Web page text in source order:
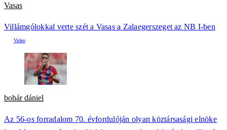
Vasas
Villámgólokkal verte szét a Vasas a Zalaegerszeget az NB I-ben
bohár dániel
Az 56-os forradalom 70. évfordulóján olyan köztársasági elnöke